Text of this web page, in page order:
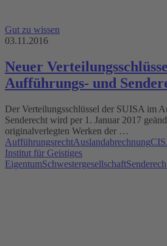
Gut zu wissen
03.11.2016
Neuer
Aufführungs- und
Der Verteilungsschlüssel der SUISA im
Senderecht wird per 1. Januar 2017
originalverlegten Werken der …
AufführungsrechtAuslandabrechnung
Institut für Geistiges
EigentumSchwestergesellschaft